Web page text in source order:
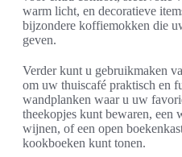
warm licht, en decoratieve
bijzondere koffiemokken die
geven.
Verder kunt u gebruikmaken
om uw thuiscafé praktisch en
wandplanken waar u uw
theekopjes kunt bewaren,
wijnen, of een open
kookboeken kunt tonen.